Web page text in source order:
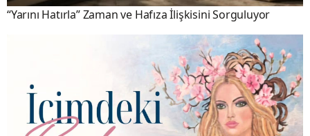
“Yarını Hatırla” Zaman ve Hafıza İlişkisini Sorguluyor